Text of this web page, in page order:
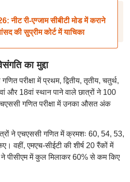
री-एग्जाम सीबीटी मोड में कराने
की सुप्रीम कोर्ट में याचिका
का मुद्दा
परीक्षा में प्रथम, द्वितीय, तृतीय, चतुर्थ,
और 18वां स्थान पाने वाले छात्रों ने 100
गणित परीक्षा में उनका औसत अंक
ने एचएससी गणित में क्रमशः 60, 54, 53,
वहीं, एमएच-सीईटी की शीर्ष 20 रैंकों में
पीसीएम में कुल मिलाकर 60% से कम किए